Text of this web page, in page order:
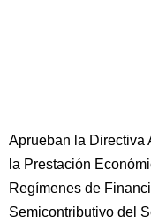
Aprueban la Directiva
la Prestación
Regímenes de
Semicontributivo del